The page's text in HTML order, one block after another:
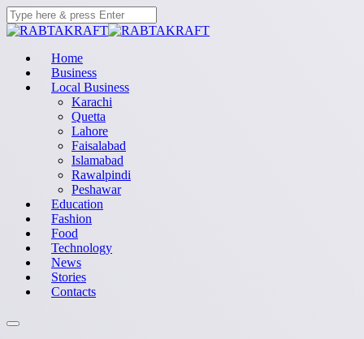
Home
Business
Local Business
Karachi
Quetta
Lahore
Faisalabad
Islamabad
Rawalpindi
Peshawar
Education
Fashion
Food
Technology
News
Stories
Contacts